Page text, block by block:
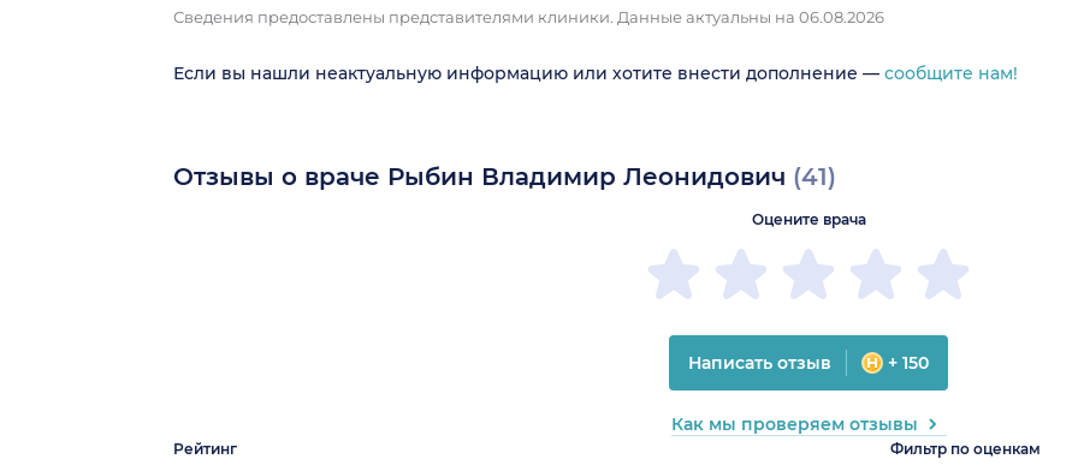
Сведения предоставлены представителями клиники. Данные актуальны на 06.08.2026
Если вы нашли неактуальную информацию или хотите внести дополнение — сообщите нам!
Отзывы о враче Рыбин Владимир Леонидович (41)
Рейтинг Фильтр по оценкам
Оцените врача
Написать отзыв + 150
Как мы проверяем отзывы